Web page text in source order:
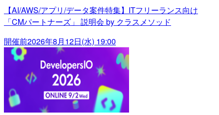
【AI/AWS/アプリ/データ案件特集】ITフリーランス向け
「CMパートナーズ」 説明会 by クラスメソッド
開催前2026年8月12日(水) 19:00